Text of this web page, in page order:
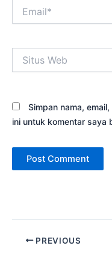
Web
Simpan nama,
ini untuk komentar saya
PREVIOUS